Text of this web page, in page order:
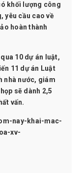
khối lượng công
yêu cầu cao về
hoàn thành
10 dự án luật,
11 dự án Luật
nhà nước, giám
sẽ dành 2,5
vấn.
nay-khai-mac-
xv-